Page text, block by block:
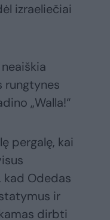
izraeliečiai
rungtynes
„Walla!“
pergalę, kai
kad Odedas
ir
dirbti